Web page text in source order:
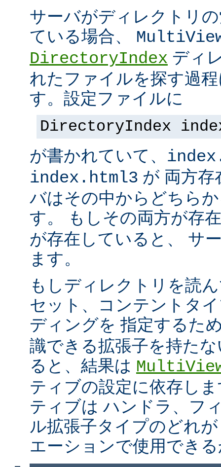
サーバがディレクトリ
ている場合、
DirectoryIndex ディ
れたファイルを探す過
す。設定ファイルに
DirectoryIndex
が書かれていて、
index.html3 が 両方存
バはその中からどちら
す。 もしその両方が存
が存在していると、 サ
ます。
もしディレクトリを読
セット、コンテントタ
ディングを 指定するた
識できる拡張子を持た
ると、結果は
ティブの設定に依存し
ティブは ハンドラ、フ
ル拡張子タイプのどれ
エーションで使用でき